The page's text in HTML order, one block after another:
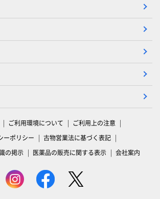
ご利用環境について
ご利用上の注意
ーポリシー
古物営業法に基づく表記
の掲示
医薬品の販売に関する表示 会社案内